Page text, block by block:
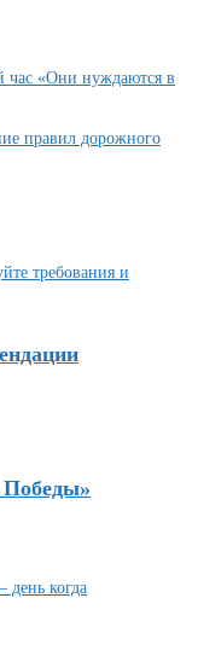
час «Они нуждаются в
правил дорожного
Победы»